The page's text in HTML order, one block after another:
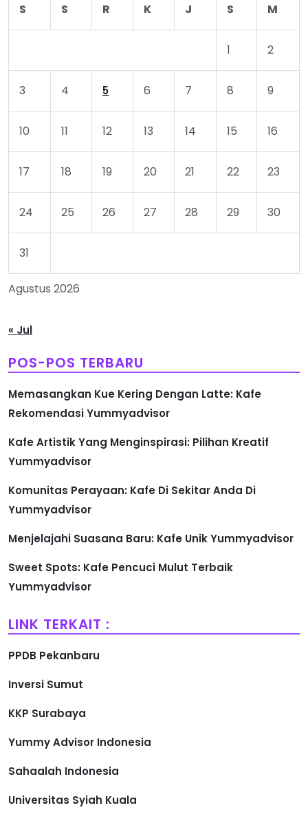
Agustus 2026
S S R K J S M
1 2
3 4 5 6 7 8 9
10 11 12 13 14 15 16
17 18 19 20 21 22 23
24 25 26 27 28 29 30
31
« Jul
POS-POS TERBARU
Memasangkan Kue Kering Dengan Latte: Kafe
Rekomendasi Yummyadvisor
Kafe Artistik Yang Menginspirasi: Pilihan Kreatif
Yummyadvisor
Komunitas Perayaan: Kafe Di Sekitar Anda Di
Yummyadvisor
Menjelajahi Suasana Baru: Kafe Unik Yummyadvisor
Sweet Spots: Kafe Pencuci Mulut Terbaik
Yummyadvisor
LINK TERKAIT :
PPDB Pekanbaru
Inversi Sumut
KKP Surabaya
Yummy Advisor Indonesia
Sahaalah Indonesia
Universitas Syiah Kuala